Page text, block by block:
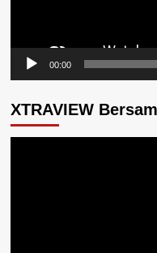
00:00
XTRAVIEW